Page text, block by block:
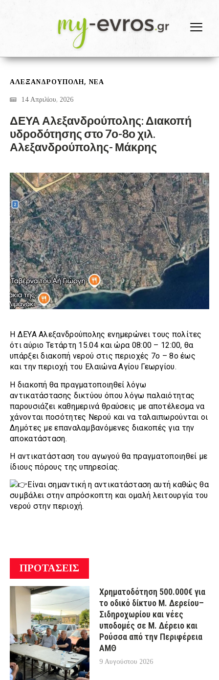
ΑΛΕΞΑΝΔΡΟΎΠΟΛΗ, ΝΕΑ
14 Απριλίου, 2026
ΔΕΥΑ Αλεξανδρούπολης: Διακοπή
υδροδότησης στο 7ο-8ο χιλ.
Αλεξανδρούπολης- Μάκρης
Η ΔΕΥΑ Αλεξανδρούπολης ενημερώνει τους πολίτες
ότι αύριο Τετάρτη 15.04 και ώρα 08:00 – 12:00, θα
υπάρξει διακοπή νερού στις περιοχές 7ο – 8ο έως
και την περιοχή του Ελαιώνα Αγίου Γεωργίου.
Η διακοπή θα πραγματοποιηθεί λόγω
αντικατάστασης δικτύου όπου λόγω παλαιότητας
παρουσιάζει καθημερινά θραύσεις με αποτέλεσμα να
χάνονται ποσότητες Νερού και να ταλαιπωρούνται οι
Δημότες με επαναλαμβανόμενες διακοπές για την
αποκατάσταση.
Η αντικατάσταση του αγωγού θα πραγματοποιηθεί με
ίδιους πόρους της υπηρεσίας.
Είναι σημαντική η αντικατάσταση αυτή καθώς θα
συμβάλει στην απρόσκοπτη και ομαλή λειτουργία του
νερού στην περιοχή.
ΠΡΟΤΑΣΕΙΣ
Χρηματοδότηση 500.000€ για
το οδικό δίκτυο Μ. Δερείου–
Σιδηροχωρίου και νέες
υποδομές σε Μ. Δέρειο και
Ρούσσα από την Περιφέρεια
ΑΜΘ
9 Αυγούστου 2026